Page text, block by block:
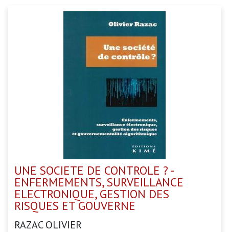
UNE SOCIETE DE CONTROLE ? -
ENFERMEMENTS, SURVEILLANCE
ELECTRONIQUE, GESTION DES
RISQUES ET GOUVERNE
RAZAC OLIVIER